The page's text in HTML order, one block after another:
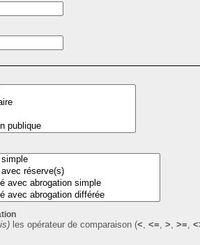
les opérateur de comparaison (<, <=, >, >=,